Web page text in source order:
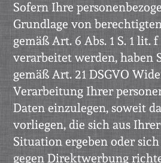
Sofern Ihre
Grundlage von
gemäß Art. 6 Abs. 1 S. 1 lit. f
verarbeitet werden, haben
gemäß Art. 21 DSGVO
Verarbeitung Ihrer
Daten einzulegen, soweit
vorliegen, die sich aus
Situation ergeben oder
gegen Direktwerbung